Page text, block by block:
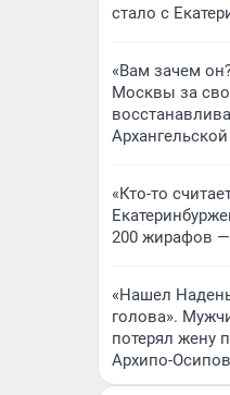
стало с
«Вам зачем
Москвы за
«Кто-то
200 жирафов
«Нашел
голова».
потерял жену
Архипо-